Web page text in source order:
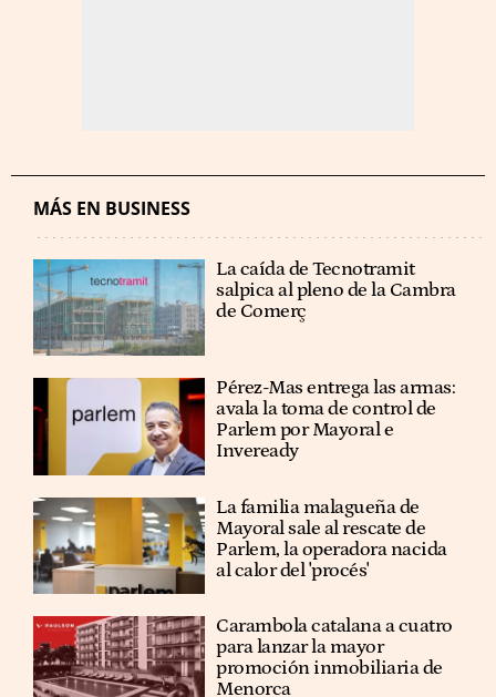
MÁS EN BUSINESS
La caída de Tecnotramit
salpica al pleno de la Cambra
de Comerç
Pérez-Mas entrega las armas:
avala la toma de control de
Parlem por Mayoral e
Inveready
La familia malagueña de
Mayoral sale al rescate de
Parlem, la operadora nacida
al calor del 'procés'
Carambola catalana a cuatro
para lanzar la mayor
promoción inmobiliaria de
Menorca